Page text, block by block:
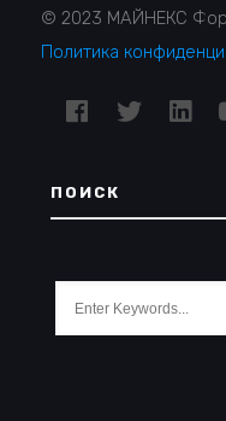
© 2023 МАЙНЕКС
Политика
ПОИСК